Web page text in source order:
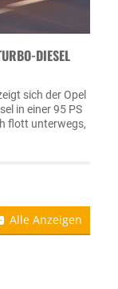
DIESEL
sich der Opel
in einer 95 PS
flott unterwegs,
Alle Anzeigen